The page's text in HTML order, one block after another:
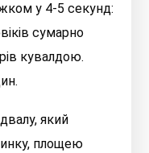
у 4-5 секунд:
сумарно
кувалдою.
який
площею